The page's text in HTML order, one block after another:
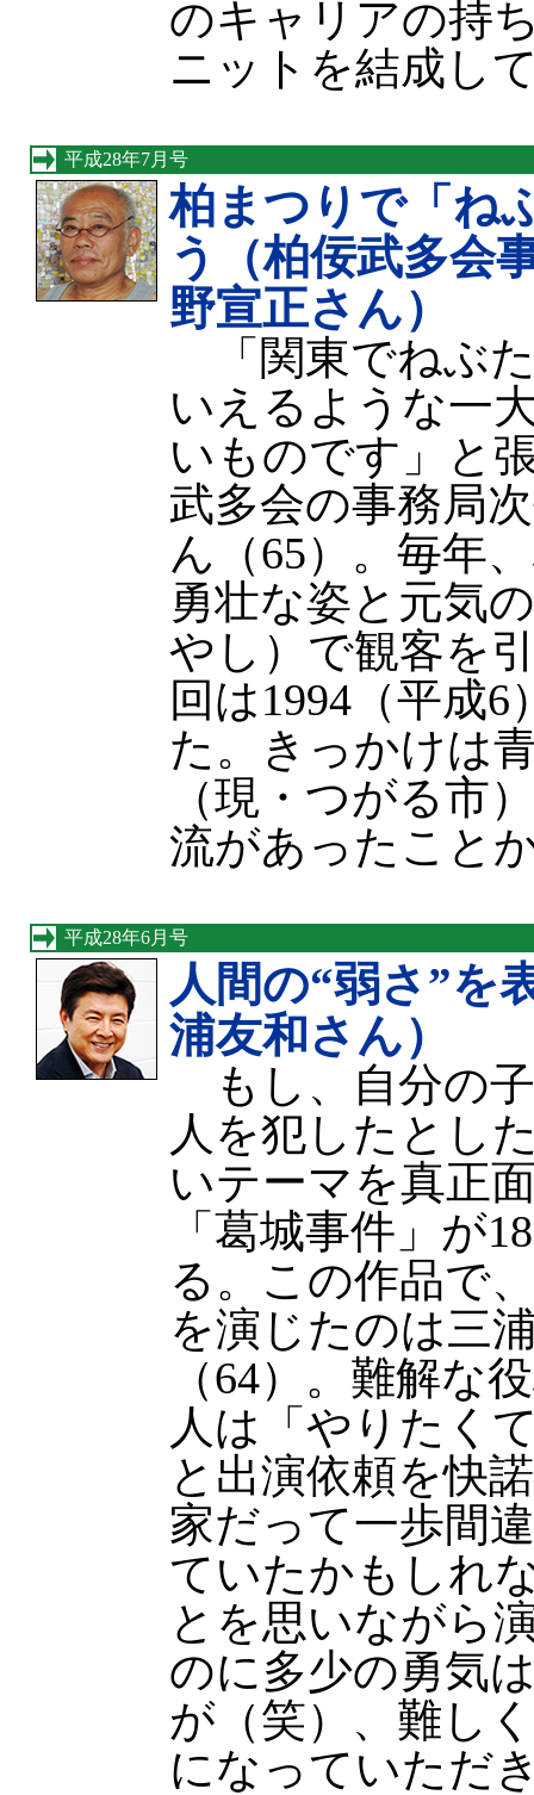
のキャリアの持
ニットを結成し
平成28年7月号
柏まつりで「ね
う（柏佞武多会
野宣正さん）
「関東でねぶ
いえるような一
いものです」と
武多会の事務局
ん（65）。毎年
勇壮な姿と元気
やし）で観客を
回は1994（平成
た。きっかけは
（現・つがる市
流があったこと
平成28年6月号
人間の“弱さ”を
浦友和さん）
もし、自分の
人を犯したとし
いテーマを真正
「葛城事件」が
る。この作品で
を演じたのは三
（64）。難解な
人は「やりたく
と出演依頼を快
家だって一歩間
ていたかもしれ
とを思いながら
のに多少の勇気
が（笑）、難し
になっていただ